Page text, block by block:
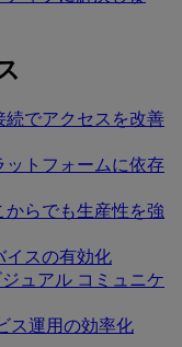
続でアクセスを改善
ットフォームに依存
からでも生産性を強
イスの有効化
ュアル コミュニケ
ス運用の効率化